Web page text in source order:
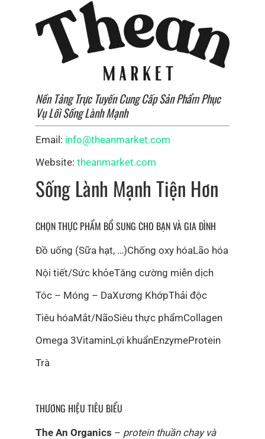
Nền Tảng Trực Tuyến Cung Cấp Sản Phẩm Phục
Vụ Lối Sống Lành Mạnh
Email: info@theanmarket.com
Website: theanmarket.com
Sống Lành Mạnh Tiện Hơn
CHỌN THỰC PHẨM BỔ SUNG CHO BẠN VÀ GIA ĐÌNH
Đồ uống (Sữa hạt, …)Chống oxy hóaLão hóa
Nội tiết/Sức khỏeTăng cường miễn dịch
Tóc – Móng – DaXương KhớpThải độc
Tiêu hóaMắt/NãoSiêu thực phẩmCollagen
Omega 3VitaminLợi khuẩnEnzymeProtein
Trà
THƯƠNG HIỆU TIÊU BIỂU
The An Organics – protein thuần chay và